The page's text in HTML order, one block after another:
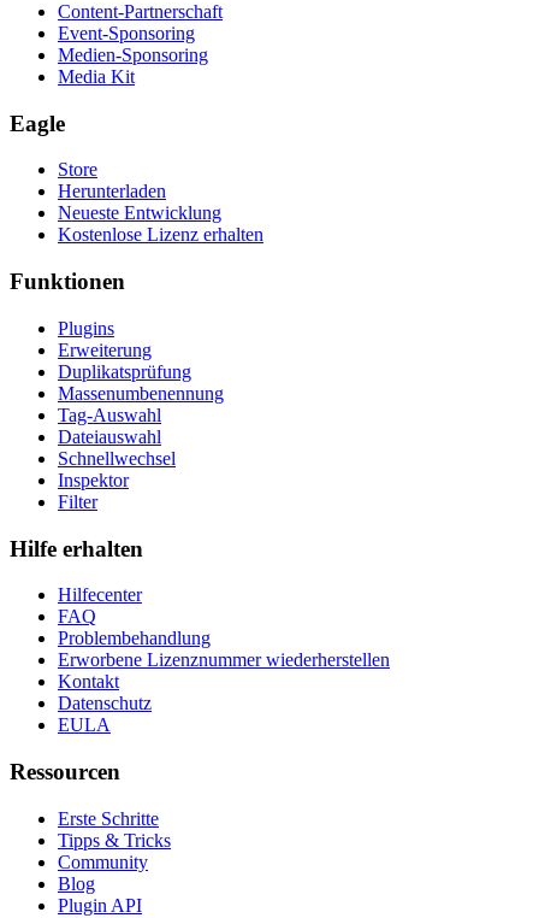
Content-Partnerschaft
Event-Sponsoring
Medien-Sponsoring
Media Kit
Eagle
Store
Herunterladen
Neueste Entwicklung
Kostenlose Lizenz erhalten
Funktionen
Plugins
Erweiterung
Duplikatsprüfung
Massenumbenennung
Tag-Auswahl
Dateiauswahl
Schnellwechsel
Inspektor
Filter
Hilfe erhalten
Hilfecenter
FAQ
Problembehandlung
Erworbene Lizenznummer wiederherstellen
Kontakt
Datenschutz
EULA
Ressourcen
Erste Schritte
Tipps & Tricks
Community
Blog
Plugin API